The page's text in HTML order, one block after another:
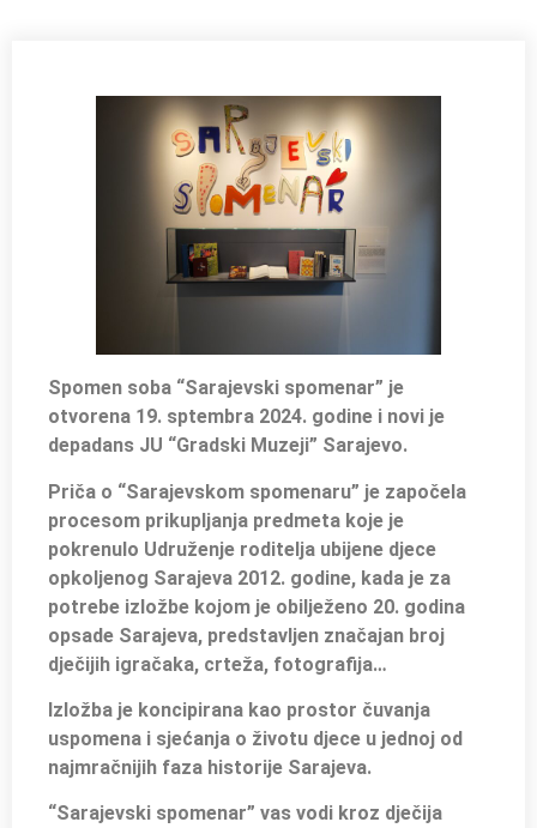
Spomen soba “Sarajevski spomenar” je
otvorena 19. sptembra 2024. godine i novi je
depadans JU “Gradski Muzeji” Sarajevo.
Priča o “Sarajevskom spomenaru” je započela
procesom prikupljanja predmeta koje je
pokrenulo Udruženje roditelja ubijene djece
opkoljenog Sarajeva 2012. godine, kada je za
potrebe izložbe kojom je obilježeno 20. godina
opsade Sarajeva, predstavljen značajan broj
dječijih igračaka, crteža, fotografija…
Izložba je koncipirana kao prostor čuvanja
uspomena i sjećanja o životu djece u jednoj od
najmračnijih faza historije Sarajeva.
“Sarajevski spomenar” vas vodi kroz dječija